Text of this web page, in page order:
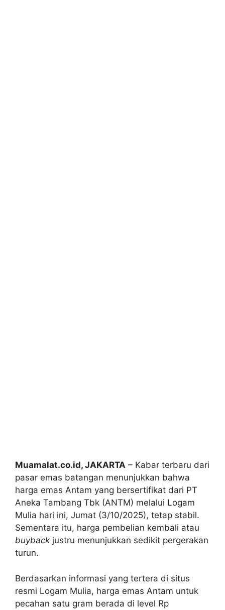
Muamalat.co.id, JAKARTA – Kabar terbaru dari
pasar emas batangan menunjukkan bahwa
harga emas Antam yang bersertifikat dari PT
Aneka Tambang Tbk (ANTM) melalui Logam
Mulia hari ini, Jumat (3/10/2025), tetap stabil.
Sementara itu, harga pembelian kembali atau
buyback justru menunjukkan sedikit pergerakan
turun.
Berdasarkan informasi yang tertera di situs
resmi Logam Mulia, harga emas Antam untuk
pecahan satu gram berada di level Rp